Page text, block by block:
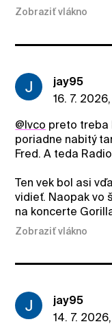
Zobraziť vlákno
jay95
16. 7.
@Ivco preto treba
poriadne nabitý
Fred. A teda
Ten vek bol asi
vidieť. Naopak vo
na koncerte
Zobraziť vlákno
jay95
14. 7.